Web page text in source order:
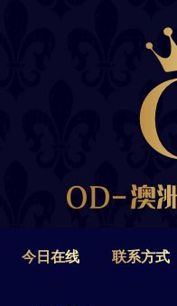
今日在线 联系方式
联系方式